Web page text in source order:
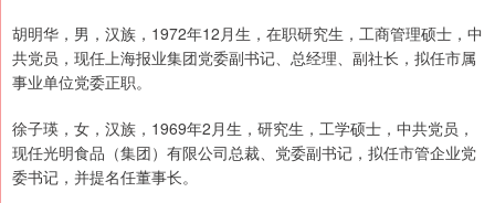
胡明华，男，汉族，1972年12月生，在职研究生，工商管理硕士，中
共党员，现任上海报业集团党委副书记、总经理、副社长，拟任市属
事业单位党委正职。
徐子瑛，女，汉族，1969年2月生，研究生，工学硕士，中共党员，
现任光明食品（集团）有限公司总裁、党委副书记，拟任市管企业党
委书记，并提名任董事长。